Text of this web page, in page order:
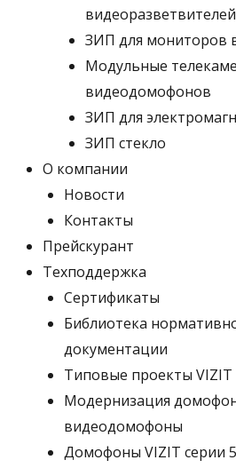
видеоразветвителей
ЗИП для мониторов
Модульные
видеодомофонов
ЗИП для
ЗИП стекло
О компании
Новости
Контакты
Прейскурант
Техподдержка
Сертификаты
Библиотека
документации
Типовые проекты VIZIT
Модернизация
видеодомофоны
Домофоны VIZIT серии